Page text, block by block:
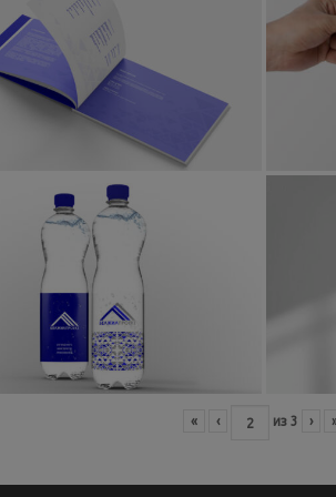
« ‹ из 3 ›